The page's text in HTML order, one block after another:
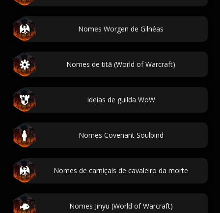
Nomes Worgen de Gilnéas
Nomes de titã (World of Warcraft)
Ideias de guilda WoW
Nomes Covenant Soulbind
Nomes de carniçais de cavaleiro da morte
Nomes Jinyu (World of Warcraft)